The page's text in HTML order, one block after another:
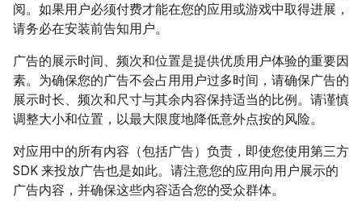
阅。如果用户必须付费才能在您的应用或游戏中取得进展，
请务必在安装前告知用户。
广告的展示时间、频次和位置是提供优质用户体验的重要因
素。为确保您的广告不会占用用户过多时间，请确保广告的
展示时长、频次和尺寸与其余内容保持适当的比例。请谨慎
调整大小和位置，以最大限度地降低意外点按的风险。
对应用中的所有内容（包括广告）负责，即使您使用第三方
SDK 来投放广告也是如此。请注意您的应用向用户展示的
广告内容，并确保这些内容适合您的受众群体。